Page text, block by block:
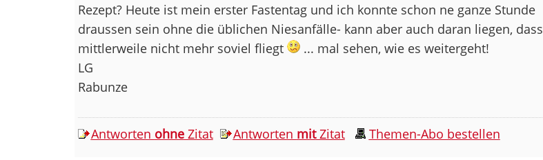
Rezept? Heute ist mein erster Fastentag und ich konnte schon ne ganze Stunde
draussen sein ohne die üblichen Niesanfälle- kann aber auch daran liegen, dass
mittlerweile nicht mehr soviel fliegt
... mal sehen, wie es weitergeht!
LG
Rabunze
Antworten ohneZitat Antworten mitZitat Themen-Abo bestellen